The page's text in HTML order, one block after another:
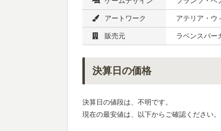
アートワーク アテリア・ウ
販売元 ラベンスバー
決算日の価格
決算日の値段は、不明です。
現在の最安値は、以下からご確認ください。